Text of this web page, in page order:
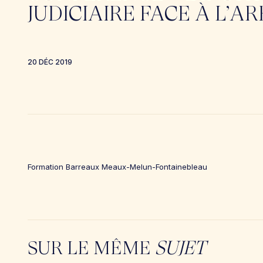
JUDICIAIRE FACE À
20 DÉC 2019
Formation Barreaux Meaux-Melun-Fontainebleau
SUR LE MÊME SUJET